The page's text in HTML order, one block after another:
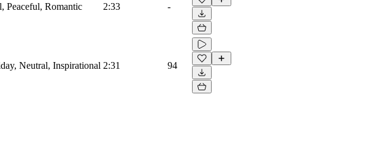
Peaceful, Romantic 2:33 -
Neutral, Inspirational 2:31 94